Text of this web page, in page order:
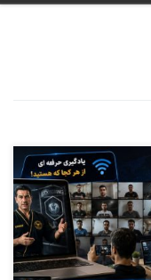
دوره کارورزی ( مربیگری عملی ) درجه ۳ الی درجه ۱ – دوره فنی